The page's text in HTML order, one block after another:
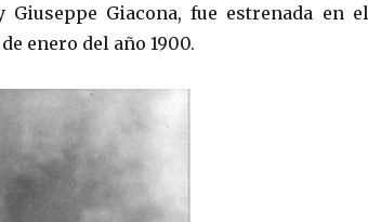
Giacona, fue estrenada en el
enero del año 1900.